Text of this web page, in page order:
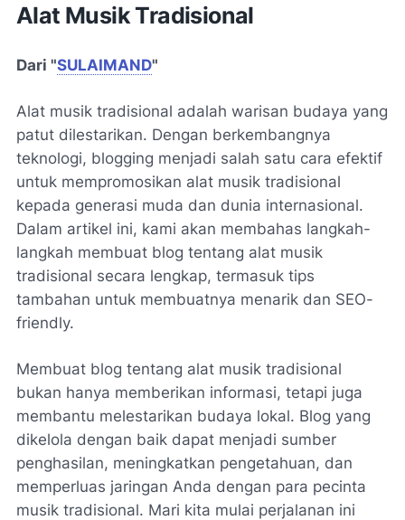
Alat Musik Tradisional
Dari "SULAIMAND"
Alat musik tradisional adalah warisan budaya yang
patut dilestarikan. Dengan berkembangnya
teknologi, blogging menjadi salah satu cara efektif
untuk mempromosikan alat musik tradisional
kepada generasi muda dan dunia internasional.
Dalam artikel ini, kami akan membahas langkah-
langkah membuat blog tentang alat musik
tradisional secara lengkap, termasuk tips
tambahan untuk membuatnya menarik dan SEO-
friendly.
Membuat blog tentang alat musik tradisional
bukan hanya memberikan informasi, tetapi juga
membantu melestarikan budaya lokal. Blog yang
dikelola dengan baik dapat menjadi sumber
penghasilan, meningkatkan pengetahuan, dan
memperluas jaringan Anda dengan para pecinta
musik tradisional. Mari kita mulai perjalanan ini